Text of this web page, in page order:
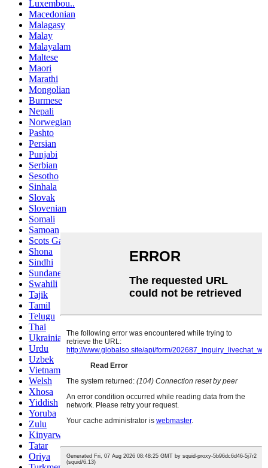
Luxembou..
Macedonian
Malagasy
Malay
Malayalam
Maltese
Maori
Marathi
Mongolian
Burmese
Nepali
Norwegian
Pashto
Persian
Punjabi
Serbian
Sesotho
Sinhala
Slovak
Slovenian
Somali
Samoan
Scots Gaelic
Shona
Sindhi
Sundanese
Swahili
Tajik
Tamil
Telugu
Thai
Ukrainian
Urdu
Uzbek
Vietnamese
Welsh
Xhosa
Yiddish
Yoruba
Zulu
Kinyarwanda
Tatar
Oriya